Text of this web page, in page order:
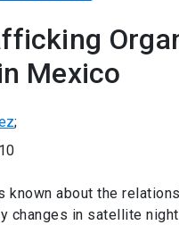
Mexico
;
known about the
changes in satellite